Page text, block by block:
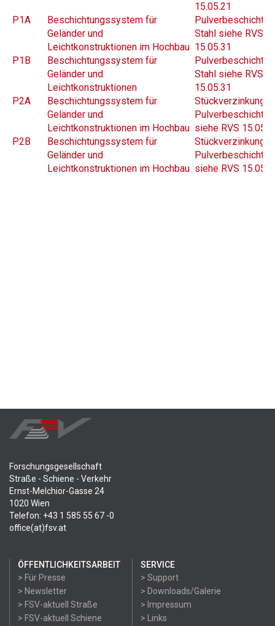
15.05.21
P1A
Beschichtungssystem für
Geländer und
Leichtkonstruktionen im Hochbau
Stahl siehe RVS
15.05.31
P1B
Beschichtungssystem für
Geländer und
Leichtkonstruktionen
Stahl siehe RVS
15.05.31
P2A
Beschichtungssystem für
Geländer und
Leichtkonstruktionen im Hochbau
Stückverzinkung
siehe RVS
P2B
Beschichtungssystem für
Geländer und
Leichtkonstruktionen im Hochbau
Stückverzinkung
siehe RVS
Forschungsgesellschaft
Straße - Schiene - Verkehr
Ernst-Melchior-Gasse 24
1020 Wien
Telefon: +43 1 585 55 67 -0
office(at)fsv.at
ÖFFENTLICHKEITSARBEIT
> Für Presse
> Newsletter
> FSV-aktuell Straße
> FSV-aktuell Schiene
SERVICE
> Support
> Downloads/Galerie
> Impressum
> Links